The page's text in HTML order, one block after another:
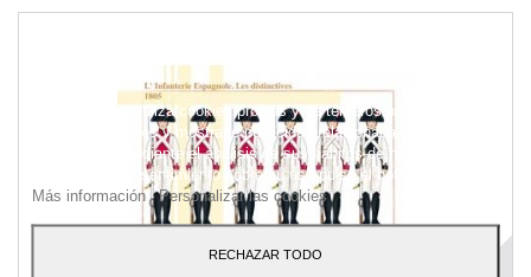
Este sitio web utiliza cookies propias y de terceros para mejorar
nuestros servicios y mostrarle publicidad relacionada con sus
preferencias mediante el análisis de sus hábitos de navegación.
Para dar su consentimiento sobre su uso pulse el botón Acepto.
Más información Personalizar las cookies
RECHAZAR TODO